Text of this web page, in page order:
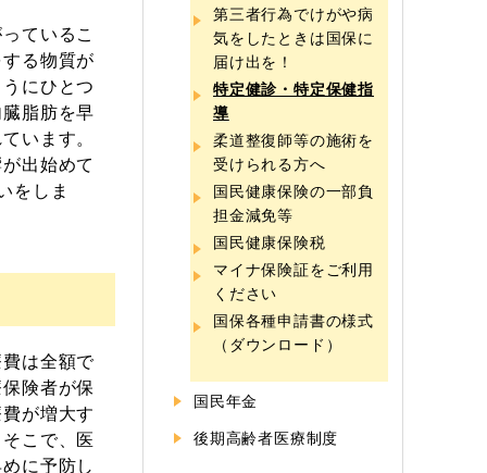
ているこ
る物質が
にひとつ
脂肪を早
います。
出始めて
をしま
は全額で
険者が保
が増大す
こで、医
に予防し
第三者行為でけがや病
気をしたときは国保に
届け出を！
特定健診・特定保健指
導
柔道整復師等の施術を
受けられる方へ
国民健康保険の一部負
担金減免等
国民健康保険税
マイナ保険証をご利用
ください
国保各種申請書の様式
（ダウンロード）
国民年金
後期高齢者医療制度